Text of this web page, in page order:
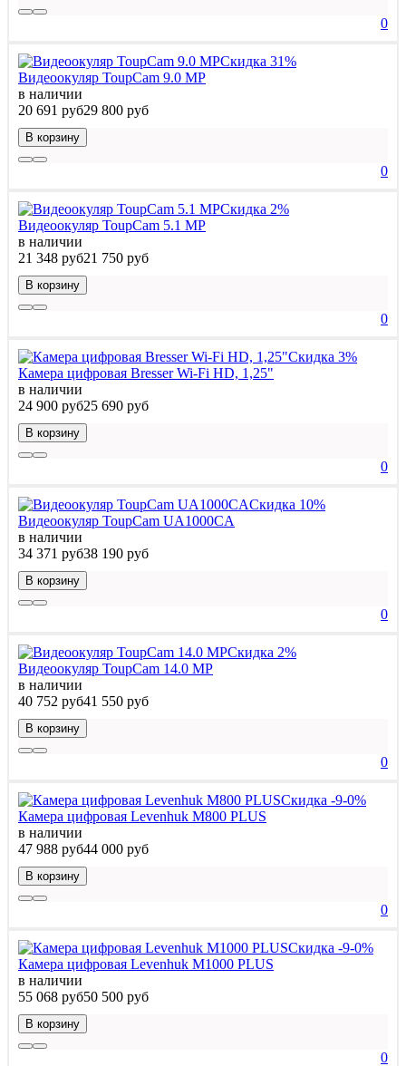
0
Скидка 31%
Видеоокуляр ToupCam 9.0 MP
в наличии
20 691 руб29 800 руб
В корзину
0
Скидка 2%
Видеоокуляр ToupCam 5.1 MP
в наличии
21 348 руб21 750 руб
В корзину
0
Скидка 3%
Камера цифровая Bresser Wi-Fi HD, 1,25"
в наличии
24 900 руб25 690 руб
В корзину
0
Скидка 10%
Видеоокуляр ToupCam UA1000CA
в наличии
34 371 руб38 190 руб
В корзину
0
Скидка 2%
Видеоокуляр ToupCam 14.0 MP
в наличии
40 752 руб41 550 руб
В корзину
0
Скидка -9-0%
Камера цифровая Levenhuk M800 PLUS
в наличии
47 988 руб44 000 руб
В корзину
0
Скидка -9-0%
Камера цифровая Levenhuk M1000 PLUS
в наличии
55 068 руб50 500 руб
В корзину
0